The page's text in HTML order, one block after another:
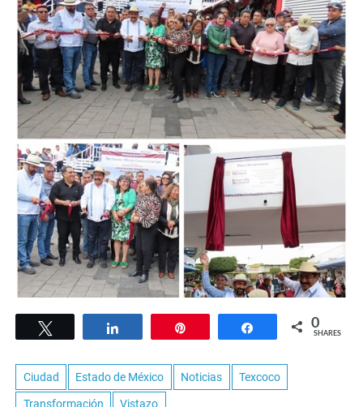
Share 0
SHARES
Ciudad Estado de México Noticias Texcoco
Transformación Vistazo